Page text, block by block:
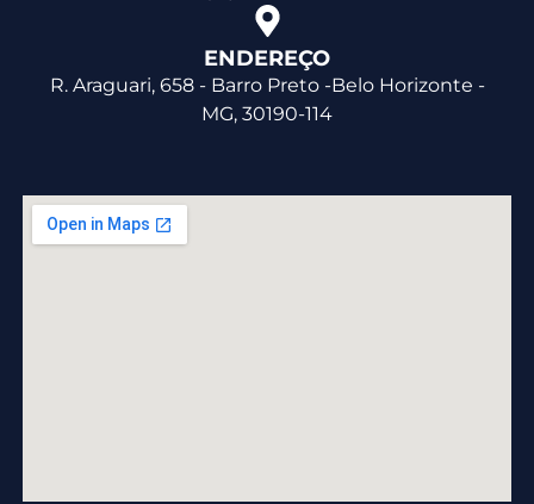
ENDEREÇO
R. Araguari, 658 - Barro Preto -Belo Horizonte -
MG, 30190-114